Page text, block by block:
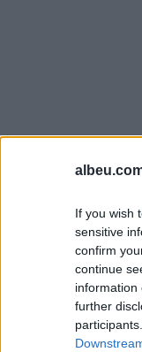
If you wish
sensitive
confirm
continue
information
further